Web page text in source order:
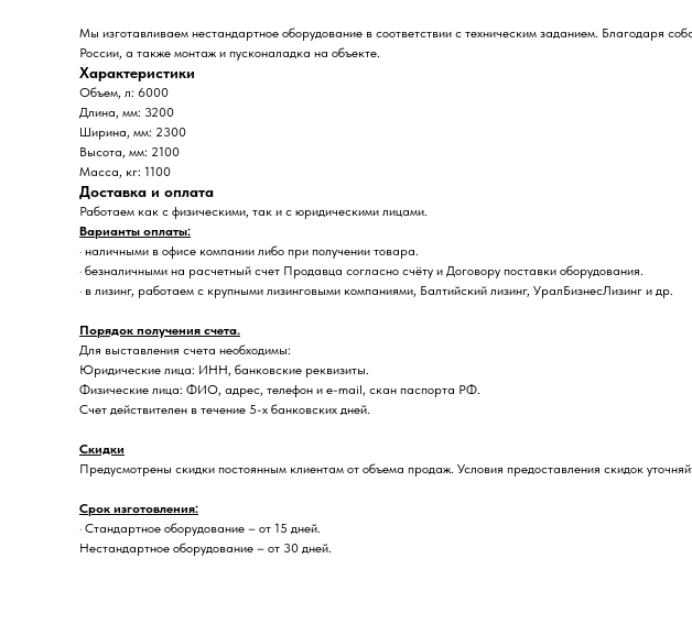
Мы изготавливаем нестандартное оборудование в соответствии с техническим заданием. Благодаря
России, а также монтаж и пусконаладка на объекте.
Характеристики
Объем, л: 6000
Длина, мм: 3200
Ширина, мм: 2300
Высота, мм: 2100
Масса, кг: 1100
Доставка и оплата
Работаем как с физическими, так и с юридическими лицами.
Варианты оплаты:
· наличными в офисе компании либо при получении товара.
· безналичными на расчетный счет Продавца согласно счёту и Договору поставки оборудования.
· в лизинг, работаем с крупными лизинговыми компаниями, Балтийский лизинг, УралБизнесЛизинг и др.
Порядок получения счета.
Для выставления счета необходимы:
Юридические лица: ИНН, банковские реквизиты.
Физические лица: ФИО, адрес, телефон и e-mail, скан паспорта РФ.
Счет действителен в течение 5-х банковских дней.
Скидки
Предусмотрены скидки постоянным клиентам от объема продаж. Условия предоставления скидок
Срок изготовления:
· Стандартное оборудование – от 15 дней.
Нестандартное оборудование – от 30 дней.